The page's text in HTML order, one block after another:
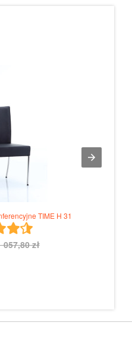
TIME H 31
057,80 zł